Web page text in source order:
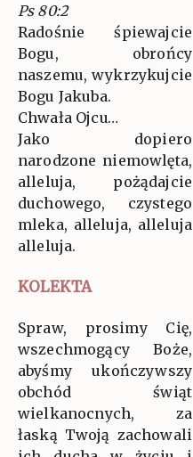
Ps 80:2
Radośnie śpiewajcie
Bogu, obrońcy
naszemu, wykrzykujcie
Bogu Jakuba.
Chwała Ojcu…
Jako dopiero
narodzone niemowlęta,
alleluja, pożądajcie
duchowego, czystego
mleka, alleluja, alleluja
alleluja.
KOLEKTA
Spraw, prosimy Cię,
wszechmogący Boże,
abyśmy ukończywszy
obchód świąt
wielkanocnych, za
łaską Twoją zachowali